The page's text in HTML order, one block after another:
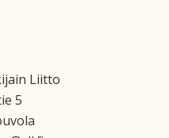
Liitto
5